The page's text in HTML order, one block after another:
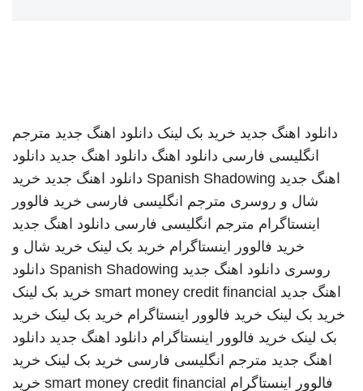
دانلود اهنگ جدید خرید بک لینک دانلود اهنگ جدید مترجم
انگلیسی فارسی دانلود اهنگ دانلود اهنگ جدید دانلود
اهنگ جدید Spanish Shadowing دانلود اهنگ جدید خرید
شال و روسری مترجم انگلیسی فارسی خرید فالوور
اینستاگرام مترجم انگلیسی فارسی دانلود اهنگ جدید
خرید فالوور اینستاگرام خرید بک لینک خرید شال و
روسری دانلود اهنگ جدید Spanish Shadowing دانلود
اهنگ جدید smart money credit financial خرید بک لینک
خرید بک لینک خرید فالوور اینستاگرام خرید بک لینک خرید
بک لینک خرید فالوور اینستاگرام دانلود اهنگ جدید دانلود
اهنگ جدید مترجم انگلیسی فارسی خرید بک لینک خرید
فالوور اینستاگرام smart money credit financial خرید